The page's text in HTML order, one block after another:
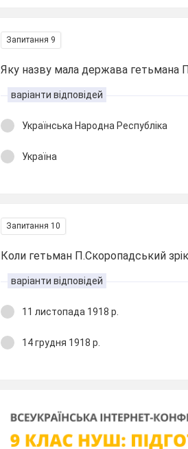
Запитання 9
Яку назву мала держава гетьмана
варіанти відповідей
Українська Народна Республіка
Україна
Запитання 10
Коли гетьман П.Скоропадський
варіанти відповідей
11 листопада 1918 р.
14 грудня 1918 р.